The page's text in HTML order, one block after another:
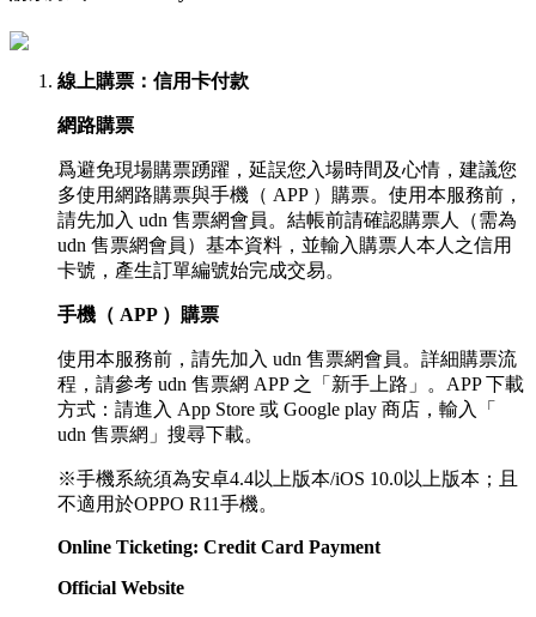
線上購票 ：信用卡付款
網路購票
爲避免現場購票踴躍，延誤您入場時間及心情，建議您
多使用網路購票與手機（ APP ）購票。使用本服務前，
請先加入 udn 售票網會員。結帳前請確認購票人（需為
udn 售票網會員）基本資料，並輸入購票人本人之信用
卡號，產生訂單編號始完成交易。
手機（ APP ）購票
使用本服務前，請先加入 udn 售票網會員。詳細購票流
程，請參考 udn 售票網 APP 之「新手上路」。APP 下載
方式：請進入 App Store 或 Google play 商店，輸入「
udn 售票網」搜尋下載。
※手機系統須為安卓4.4以上版本/iOS 10.0以上版本；且
不適用於OPPO R11手機。
Online Ticketing: Credit Card Payment
Official Website